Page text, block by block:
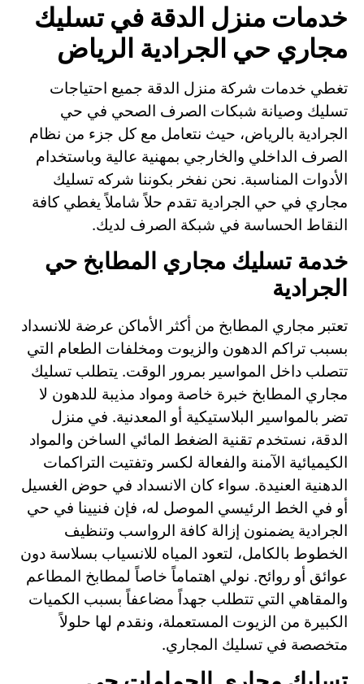
خدمات منزل الدقة في تسليك
مجاري حي الجرادية الرياض
تغطي خدمات شركة منزل الدقة جميع احتياجات
تسليك وصيانة شبكات الصرف الصحي في حي
الجرادية بالرياض، حيث نتعامل مع كل جزء من نظام
الصرف الداخلي والخارجي بمهنية عالية وباستخدام
الأدوات المناسبة. نحن نفخر بكوننا شركه تسليك
مجاري في حي الجرادية تقدم حلاً شاملاً يغطي كافة
النقاط الحساسة في شبكة الصرف لديك.
خدمة تسليك مجاري المطابخ حي
الجرادية
تعتبر مجاري المطابخ من أكثر الأماكن عرضة للانسداد
بسبب تراكم الدهون والزيوت ومخلفات الطعام التي
تتصلب داخل المواسير بمرور الوقت. يتطلب تسليك
مجاري المطابخ خبرة خاصة ومواد مذيبة للدهون لا
تضر بالمواسير البلاستيكية أو المعدنية. في منزل
الدقة، نستخدم تقنية الضغط المائي الساخن والمواد
الكيميائية الآمنة والفعالة لكسر وتفتيت التراكمات
الدهنية العنيدة. سواء كان الانسداد في حوض الغسيل
أو في الخط الرئيسي الموصل له، فإن فنيينا في حي
الجرادية يضمنون إزالة كافة الرواسب وتنظيف
الخطوط بالكامل، لتعود المياه للانسياب بسلاسة دون
عوائق أو روائح. نولي اهتماماً خاصاً لمطابخ المطاعم
والمقاهي التي تتطلب جهداً مضاعفاً بسبب الكميات
الكبيرة من الزيوت المستعملة، ونقدم لها حلولاً
متخصصة في تسليك المجاري.